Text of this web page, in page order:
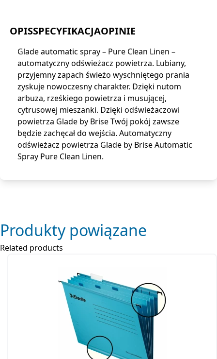
OPISSPECYFIKACJAOPINIE
Glade automatic spray – Pure Clean Linen –
automatyczny odświeżacz powietrza. Lubiany,
przyjemny zapach świeżo wyschniętego prania
zyskuje nowoczesny charakter. Dzięki nutom
arbuza, rześkiego powietrza i musującej,
cytrusowej mieszanki. Dzięki odświeżaczowi
powietrza Glade by Brise Twój pokój zawsze
będzie zachęcał do wejścia. Automatyczny
odświeżacz powietrza Glade by Brise Automatic
Spray Pure Clean Linen.
Produkty powiązane
Related products